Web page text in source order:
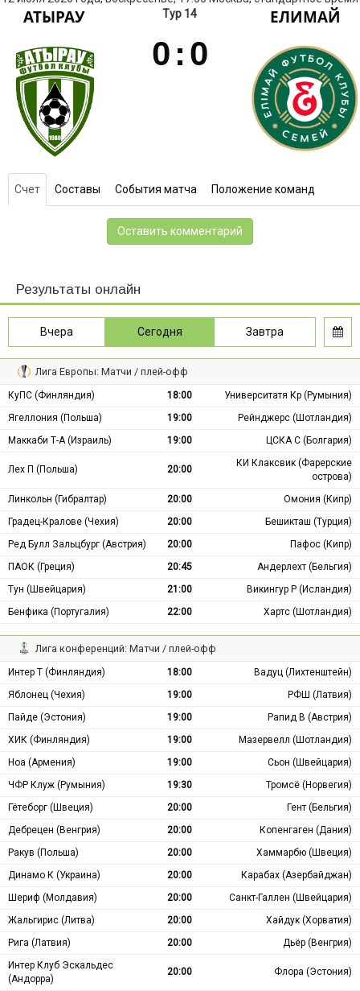
АТЫРАУ Тур 14
0 : 0
ЕЛИМАЙ
Счет Составы События матча Положение команд
Оставить комментарий
Результаты онлайн
Вчера Сегодня Завтра
Лига Европы: Матчи / плей-офф
КуПС (Финляндия) 18:00
Университатя Кр (Румыния)
Ягеллония (Польша)
19:00
Рейнджерс (Шотландия)
Маккаби Т-А (Израиль)
19:00 ЦСКА С (Болгария)
Лех П (Польша) 20:00
КИ Клаксвик (Фарерские
острова)
Линкольн (Гибралтар)
20:00
Омония (Кипр)
Градец-Кралове (Чехия)
20:00
Бешикташ (Турция)
Ред Булл Зальцбург (Австрия)
20:00
Пафос (Кипр)
ПАОК (Греция)
20:45
Андерлехт (Бельгия)
Тун (Швейцария)
21:00
Викингур Р (Исландия)
Бенфика (Португалия)
22:00 Хартс (Шотландия)
Лига конференций: Матчи / плей-офф
Интер Т (Финляндия) 18:00
Вадуц (Лихтенштейн)
Яблонец (Чехия)
19:00
РФШ (Латвия)
Пайде (Эстония)
19:00
Рапид В (Австрия)
ХИК (Финляндия)
19:00
Мазервелл (Шотландия)
Ноа (Армения)
19:00
Сьон (Швейцария)
ЧФР Клуж (Румыния)
19:30
Тромсё (Норвегия)
Гётеборг (Швеция)
20:00
Гент (Бельгия)
Дебрецен (Венгрия)
20:00
Копенгаген (Дания)
Ракув (Польша)
20:00
Хаммарбю (Швеция)
Динамо К (Украина)
20:00
Карабах (Азербайджан)
Шериф (Молдавия)
20:00
Санкт-Галлен (Швейцария)
Жальгирис (Литва)
20:00
Хайдук (Хорватия)
Рига (Латвия)
20:00
Дьёр (Венгрия)
Интер Клуб Эскальдес
(Андорра)
20:00 Флора (Эстония)